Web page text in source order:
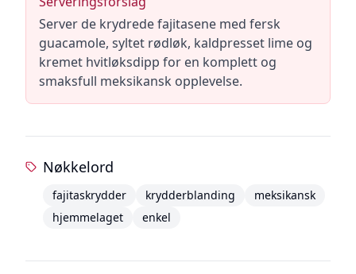
Server de krydrede fajitasene med fersk
guacamole, syltet rødløk, kaldpresset lime og
kremet hvitløksdipp for en komplett og
smaksfull meksikansk opplevelse.
Nøkkelord
fajitaskrydder krydderblanding
meksikansk
hjemmelaget
enkel